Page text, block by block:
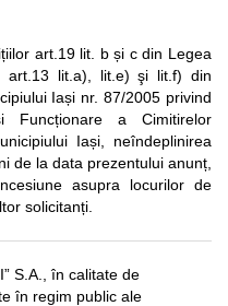
art.19 lit. b și c din Legea
art.13 lit.a), lit.e) şi lit.f) din
Iași nr. 87/2005 privind
Funcționare a Cimitirelor
Iași, neîndeplinirea
de la data prezentului anunț,
asupra locurilor de
solicitanți.
S.A., în calitate de
în regim public ale